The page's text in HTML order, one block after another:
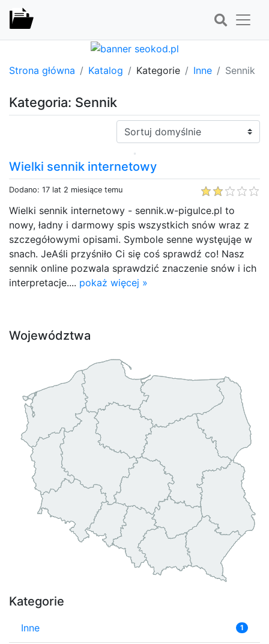
Strona główna Katalog Kategorie Inne Sennik
Kategoria: Sennik
Sortuj:
Wielki sennik internetowy
Dodano: 17 lat 2 miesiące temu
Wielki sennik internetowy - sennik.w-pigulce.pl to
nowy, ładny i darmowy spis wszystkich snów wraz z
szczegółowymi opisami. Symbole senne wystęująe w
snach. JeAśli przyśniło Ci się coś sprawdź co! Nasz
sennik online pozwala sprawdzić znaczenie snów i ich
interpretacje.... pokaż więcej »
Województwa
Kategorie
Inne 1